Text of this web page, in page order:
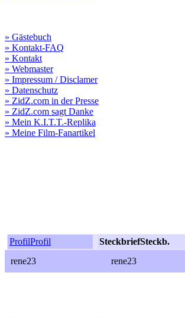
» Gästebuch
» Kontakt-FAQ
» Kontakt
» Webmaster
» Impressum / Disclamer
» Datenschutz
» ZidZ.com in der Presse
» ZidZ.com sagt Danke
» Mein K.I.T.T.-Replika
» Meine Film-Fanartikel
ProfilProfil SteckbriefSteckb.
rene23
rene23